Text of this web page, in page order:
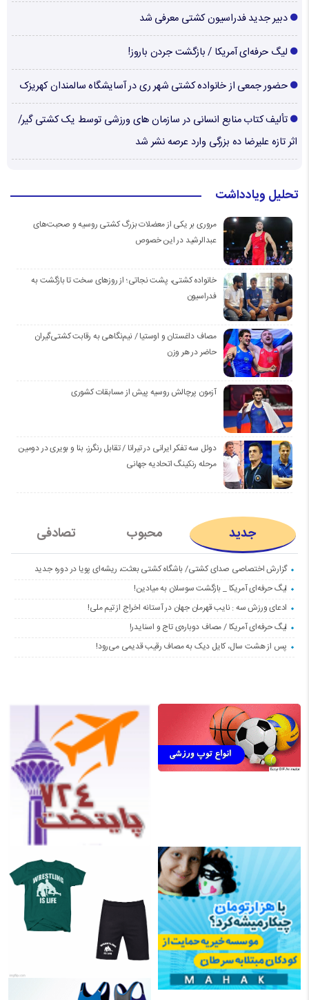
دبیر جدید فدراسیون کشتی معرفی شد
لیگ حرفه‌ای آمریکا / بازگشت جردن باروز!
حضور جمعی از خانواده کشتی شهر ری در آسایشگاه سالمندان کهریزک
تألیف کتاب منابع انسانی در سازمان های ورزشی توسط یک کشتی گیر/
اثر تازه علیرضا ده بزرگی وارد عرصه نشر شد
تحلیل ویادداشت
مروری بر یکی از معضلات بزرگ کشتی روسیه و صحبت‌های
عبدالرشید در این خصوص
خانواده کشتی، پشت نجاتی؛ از روزهای سخت تا بازگشت به
فدراسیون
مصاف داغستان و اوستیا / نیم‌نگاهی به رقابت کشتی‌گیران
حاضر در هر وزن
آزمون پرچالش روسیه پیش از مسابقات کشوری
دوئل سه تفکر ایرانی در تیرانا / تقابل رنگرز، بنا و بویری در دومین
مرحله رنکینگ اتحادیه جهانی
جدید محبوب تصادفی
گزارش اختصاصی صدای کشتی/ باشگاه کشتی بعثت، ریشه‌ای پویا در دوره جدید
لیگ حرفه‌ای آمریکا _ بازگشت سوسلان به میادین!
ادعای ورزش سه : نایب قهرمان جهان در آستانه اخراج از تیم ملی!
لیگ حرفه‌ای آمریکا / مصاف دوباره‌ی تاج و اسنایدر!
پس از هشت سال، کایل دیک به مصاف رقیب قدیمی می‌رود!